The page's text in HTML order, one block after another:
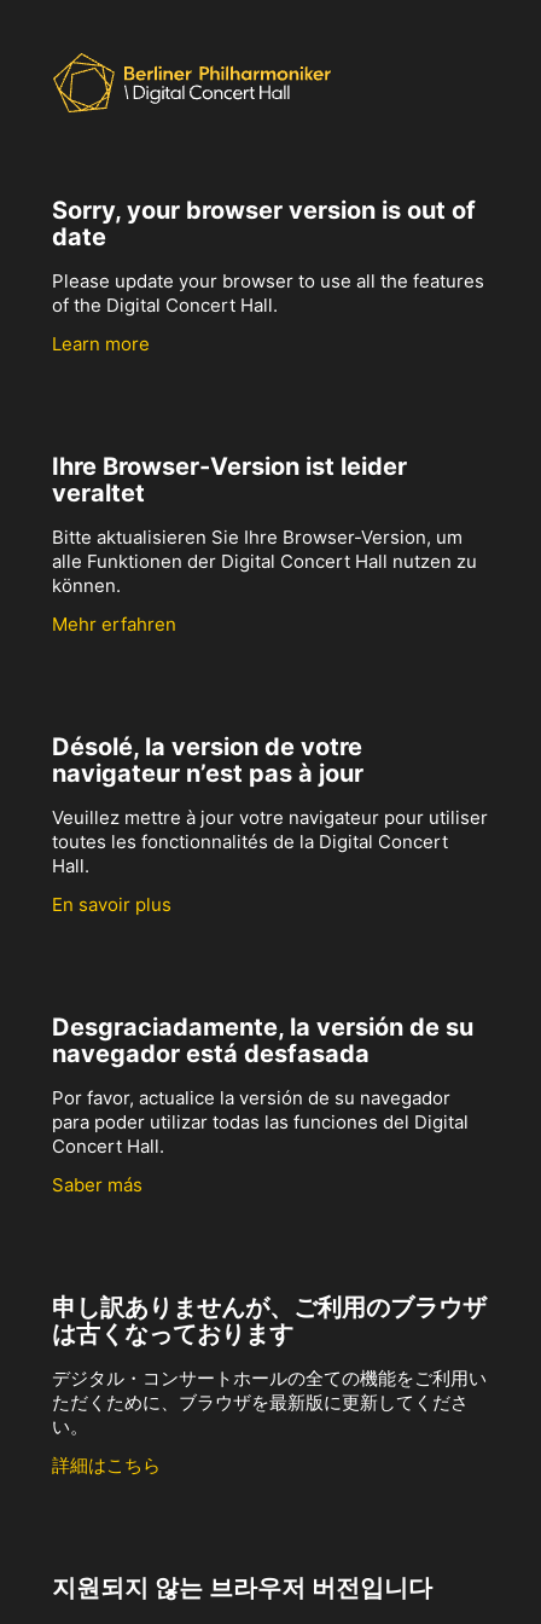
Sorry, your browser version is out of
date
Please update your browser to use all the features
of the Digital Concert Hall.
Learn more
Ihre Browser-Version ist leider
veraltet
Bitte aktualisieren Sie Ihre Browser-Version, um
alle Funktionen der Digital Concert Hall nutzen zu
können.
Mehr erfahren
Désolé, la version de votre
navigateur n’est pas à jour
Veuillez mettre à jour votre navigateur pour utiliser
toutes les fonctionnalités de la Digital Concert
Hall.
En savoir plus
Desgraciadamente, la versión de su
navegador está desfasada
Por favor, actualice la versión de su navegador
para poder utilizar todas las funciones del Digital
Concert Hall.
Saber más
申し訳ありませんが、ご利用のブラウザ
は古くなっております
デジタル・コンサートホールの全ての機能をご利用い
ただくために、ブラウザを最新版に更新してくださ
い。
詳細はこちら
지원되지 않는 브라우저 버전입니다